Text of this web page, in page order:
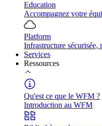
Education
Accompagnez votre
Platform
Infrastructure sécurisée,
Services
Ressources
Qu'est ce que le WFM ?
Introduction au WFM